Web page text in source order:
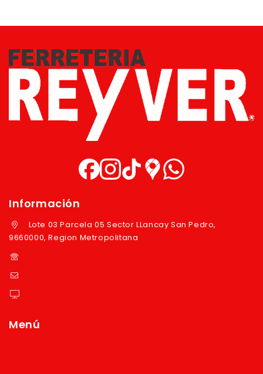
Información
Lote 03 Parcela 05 Sector LLancay San Pedro,
9660000, Region Metropolitana
Menú